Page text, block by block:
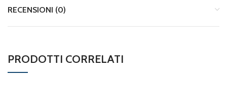
RECENSIONI (0)
PRODOTTI CORRELATI